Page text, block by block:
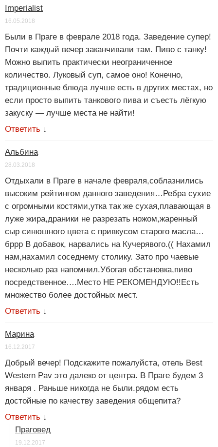
Imperialist
16.05.2018
Были в Праге в феврале 2018 года. Заведение супер!
Почти каждый вечер заканчивали там. Пиво с танку!
Можно выпить практически неограниченное
количество. Луковый суп, самое оно! Конечно,
традиционные блюда лучше есть в других местах, но
если просто выпить танкового пива и съесть лёгкую
закуску — лучше места не найти!
Ответить ↓
Альбина
28.03.2018
Отдыхали в Праге в начале февраля,соблазнились
высоким рейтингом данного заведения…Ребра сухие
с огромными костями,утка так же сухая,плавающая в
луже жира,драники не разрезать ножом,жаренный
сыр синюшного цвета с привкусом старого масла…
бррр В добавок, нарвались на Кучерявого.(( Нахамил
нам,нахамил соседнему столику. Зато про чаевые
несколько раз напомнил.Убогая обстановка,пиво
посредственное….Место НЕ РЕКОМЕНДУЮ!!Есть
множество более достойных мест.
Ответить ↓
Марина
16.12.2017
Добрый вечер! Подскажите пожалуйста, отель Best
Western Pav это далеко от центра. В Праге будем 3
января . Раньше никогда не были.рядом есть
достойные по качеству заведения общепита?
Ответить ↓
Праговед
19.12.2017